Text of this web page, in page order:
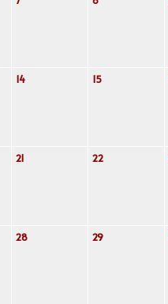
14 15
21 22
28 29